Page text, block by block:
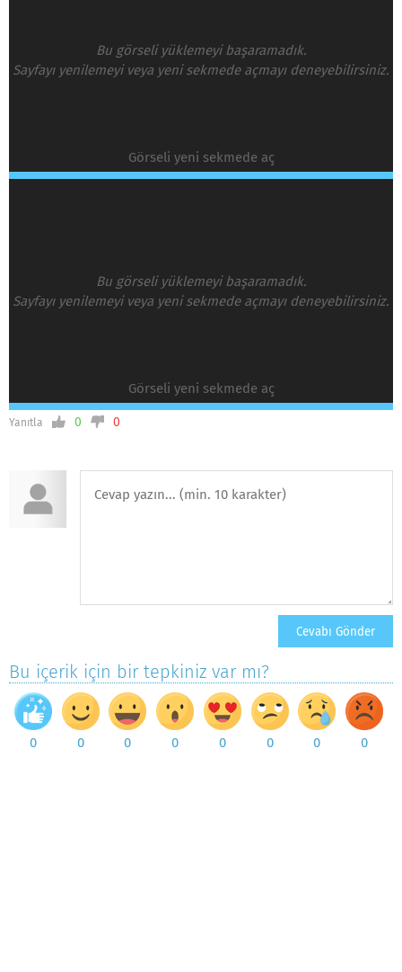
Bu görseli yüklemeyi başaramadık.
Sayfayı yenilemeyi veya yeni sekmede açmayı deneyebilirsiniz.
Görseli yeni sekmede aç
Bu görseli yüklemeyi başaramadık.
Sayfayı yenilemeyi veya yeni sekmede açmayı deneyebilirsiniz.
Görseli yeni sekmede aç
Yanıtla 0 0
Bu içerik için bir tepkiniz var mı?
0 0 0 0 0 0 0 0